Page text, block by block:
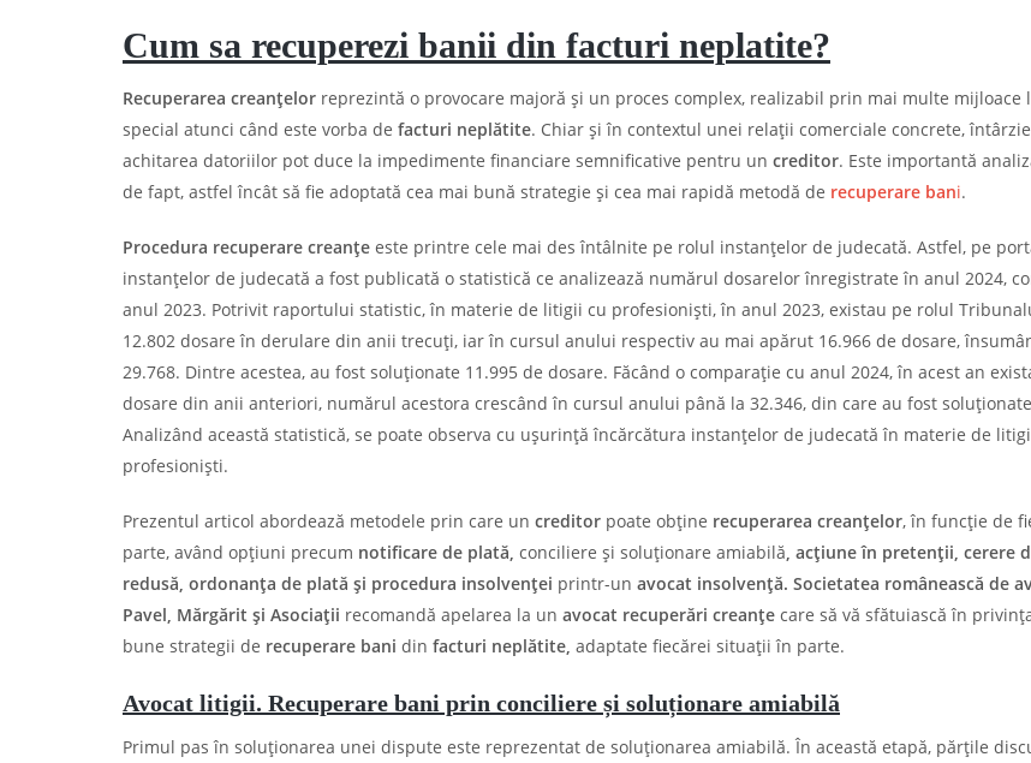
Cum sa recuperezi banii din facturi neplatite?
Recuperarea creanțelor reprezintă o provocare majoră și un proces complex, realizabil prin mai multe mijloace
special atunci când este vorba de facturi neplătite. Chiar și în contextul unei relații comerciale concrete,
achitarea datoriilor pot duce la impedimente financiare semnificative pentru un creditor. Este importantă
de fapt, astfel încât să fie adoptată cea mai bună strategie și cea mai rapidă metodă de recuperare bani.
Procedura recuperare creanțe este printre cele mai des întâlnite pe rolul instanțelor de judecată. Astfel, pe
instanțelor de judecată a fost publicată o statistică ce analizează numărul dosarelor înregistrate în anul 2024,
anul 2023. Potrivit raportului statistic, în materie de litigii cu profesioniști, în anul 2023, existau pe rolul
12.802 dosare în derulare din anii trecuți, iar în cursul anului respectiv au mai apărut 16.966 de dosare,
29.768. Dintre acestea, au fost soluționate 11.995 de dosare. Făcând o comparație cu anul 2024, în acest an
dosare din anii anteriori, numărul acestora crescând în cursul anului până la 32.346, din care au fost
Analizând această statistică, se poate observa cu ușurință încărcătura instanțelor de judecată în materie de
profesioniști.
Prezentul articol abordează metodele prin care un creditor poate obține recuperarea creanțelor, în funcție de
parte, având opțiuni precum notificare de plată, conciliere și soluționare amiabilă , acțiune în pretenții, cerere
redusă, ordonanța de plată și procedura insolvenței printr-un avocat insolvență. Societatea românească de
Pavel, Mărgărit și Asociații recomandă apelarea la un avocat recuperări creanțe care să vă sfătuiască în
bune strategii de recuperare bani din facturi neplătite, adaptate fiecărei situații în parte.
Avocat litigii. Recuperare bani prin conciliere și soluționare amiabilă
Primul pas în soluționarea unei dispute este reprezentat de soluționarea amiabilă. În această etapă, părțile